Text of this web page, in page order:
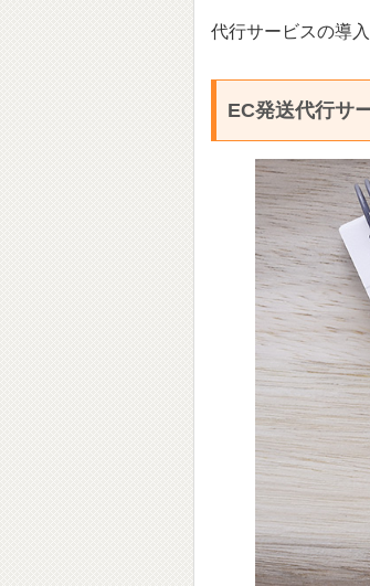
代行サービスの導
EC発送代行サ